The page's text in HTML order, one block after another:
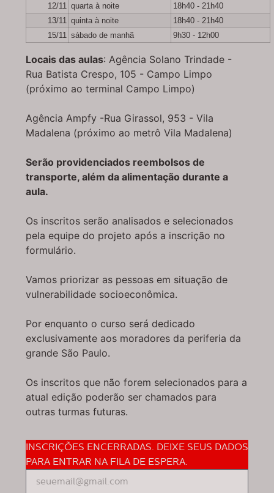
12/11
quarta à noite
18h40 - 21h40
13/11
quinta à noite
18h40 - 21h40
15/11
sábado de manhã 9h30 - 12h00
Locais das aulas: Agência Solano Trindade -
Rua Batista Crespo, 105 - Campo Limpo
(próximo ao terminal Campo Limpo)
Agência Ampfy -Rua Girassol, 953 - Vila
Madalena (próximo ao metrô Vila Madalena)
Serão providenciados reembolsos de
transporte, além da alimentação durante a
aula.
Os inscritos serão analisados e selecionados
pela equipe do projeto após a inscrição no
formulário.
Vamos priorizar as pessoas em situação de
vulnerabilidade socioeconômica.
Por enquanto o curso será dedicado
exclusivamente aos moradores da periferia da
grande São Paulo.
Os inscritos que não forem selecionados para a
atual edição poderão ser chamados para
outras turmas futuras.
INSCRIÇÕES ENCERRADAS. DEIXE SEUS DADOS
PARA ENTRAR NA FILA DE ESPERA.